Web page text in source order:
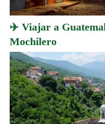
✈️ Viajar a
Mochilero